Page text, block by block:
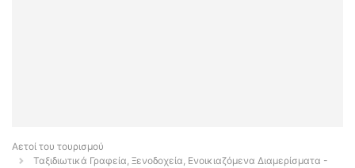
Αετοί του τουρισμού
Ταξιδιωτικά Γραφεία, Ξενοδοχεία, Ενοικιαζόμενα Διαμερίσματα -